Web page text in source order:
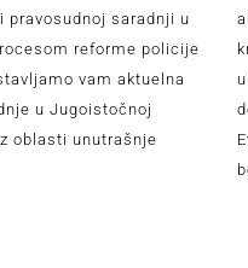
pravosudnoj saradnji u
reforme policije
vam aktuelna
u Jugoistočnoj
oblasti unutrašnje